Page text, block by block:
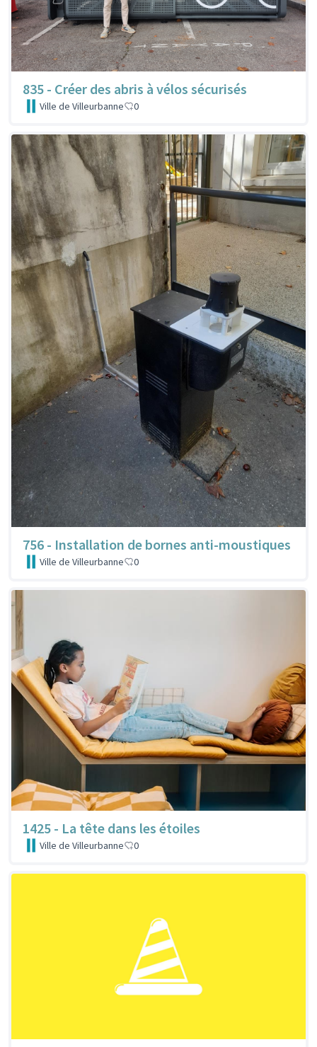
835 - Créer des abris à vélos sécurisés
Ville de Villeurbanne 0
756 - Installation de bornes anti-moustiques
Ville de Villeurbanne 0
1425 - La tête dans les étoiles
Ville de Villeurbanne 0